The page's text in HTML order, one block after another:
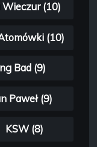
Wieczur (10)
(10)
Bad (9)
Paweł (9)
KSW (8)